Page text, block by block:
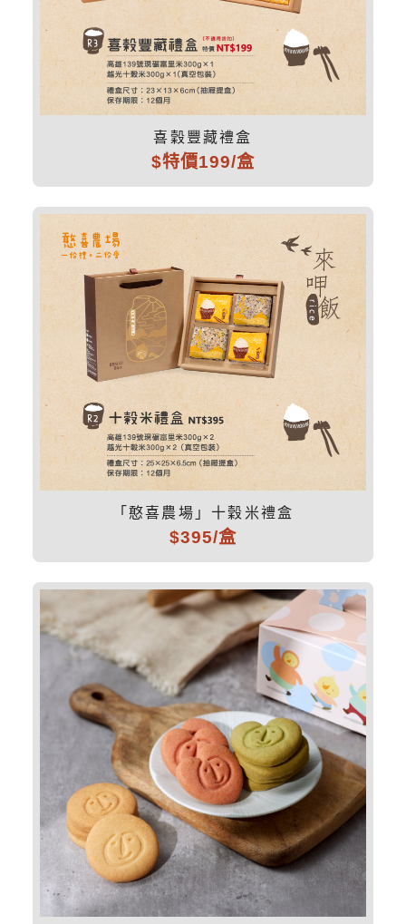
喜穀豐藏禮盒
$特價199/盒
「憨喜農場」十穀米禮盒
$395/盒